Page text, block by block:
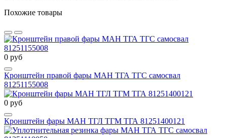
Похожие товары
0 руб
Кронштейн правой фары МАН ТГА ТГС самосвал
81251155008
0 руб
Кронштейн фары МАН ТГЛ ТГМ ТГА 81251400121